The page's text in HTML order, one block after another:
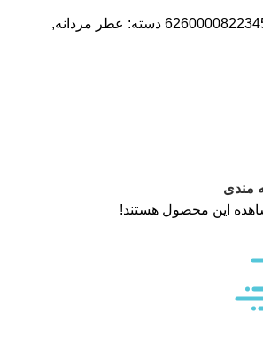
دسته: عطر مردانه,
مندی
این محصول هستند!